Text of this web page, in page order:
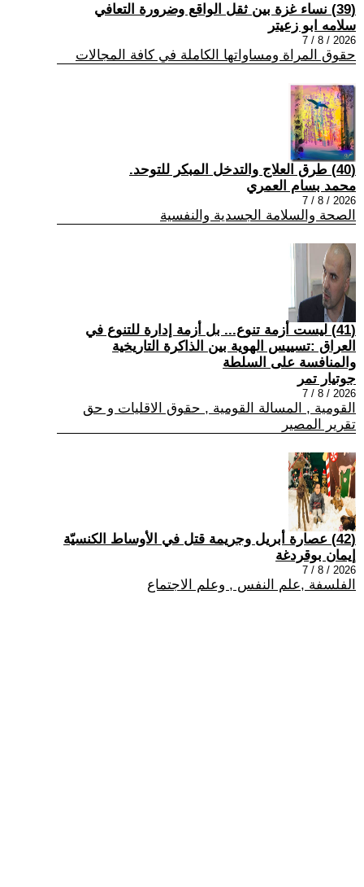
(39) نساء غزة بين ثقل الواقع وضرورة التعافي
سلامه ابو زعيتر
2026 / 8 / 7
حقوق المراة ومساواتها الكاملة في كافة المجالات
(40) طرق العلاج والتدخل المبكر للتوحد.
محمد بسام العمري
2026 / 8 / 7
الصحة والسلامة الجسدية والنفسية
(41) ليست أزمة تنوع... بل أزمة إدارة للتنوع في
العراق :تسييس الهوية بين الذاكرة التاريخية
والمنافسة على السلطة
جوتيار تمر
2026 / 8 / 7
القومية , المسالة القومية , حقوق الاقليات و حق
تقرير المصير
(42) عصارة أبريل وجريمة قتل في الأوساط الكنسيّة
إيمان بوقردغة
2026 / 8 / 7
الفلسفة ,علم النفس , وعلم الاجتماع